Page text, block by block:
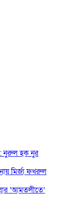
নুরুল হক নুর
মির্জা ফখরুল
‘আমতলীতে’